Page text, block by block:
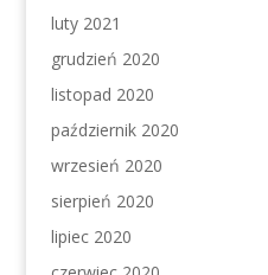
luty 2021
grudzień 2020
listopad 2020
październik 2020
wrzesień 2020
sierpień 2020
lipiec 2020